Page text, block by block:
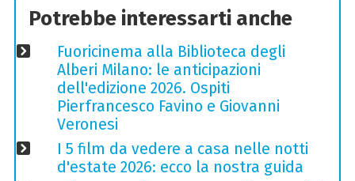
Potrebbe interessarti anche
Fuoricinema alla Biblioteca degli
Alberi Milano: le anticipazioni
dell'edizione 2026. Ospiti
Pierfrancesco Favino e Giovanni
Veronesi
I 5 film da vedere a casa nelle notti
d'estate 2026: ecco la nostra guida